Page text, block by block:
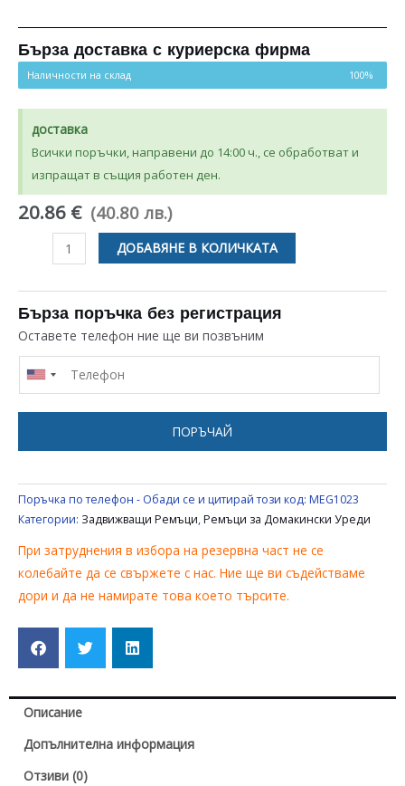
Бърза доставка с куриерска фирма
Наличности на склад 100%
доставка
Всички поръчки, направени до 14:00 ч., се обработват и
изпращат в същия работен ден.
20.86 € (40.80 лв.)
количество
РЕМЪК
H
СТЪПКА
MEGADYNE
8EPH
ПЕРАЛНЯ
/
MERLONI
BEKO
/
SANG
/
BLOMBERG
ДОБАВЯНЕ В КОЛИЧКАТА
Бърза поръчка без регистрация
Оставете телефон ние ще ви позвъним
ПОРЪЧАЙ
Поръчка по телефон - Обади се и цитирай този код: MEG1023
Категории: Задвижващи Ремъци,Ремъци за Домакински Уреди
При затруднения в избора на резервна част не се
колебайте да се свържете с нас. Ние ще ви съдействаме
дори и да не намирате това което търсите.
Описание
Допълнителна информация
Отзиви (0)